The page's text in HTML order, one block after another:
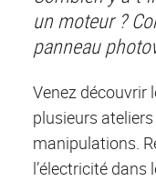
un moteur ?
panneau
Venez découvrir
plusieurs
manipulations.
l’électricité